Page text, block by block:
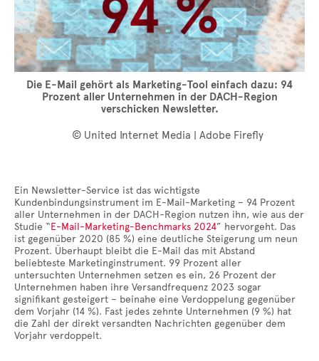
Die E-Mail gehört als Marketing-Tool einfach dazu: 94
Prozent aller Unternehmen in der DACH-Region
verschicken Newsletter.
© United Internet Media | Adobe Firefly
Ein Newsletter-Service ist das wichtigste
Kundenbindungsinstrument im E-Mail-Marketing – 94 Prozent
aller Unternehmen in der DACH-Region nutzen ihn, wie aus der
Studie “E-Mail-Marketing-Benchmarks 2024” hervorgeht. Das
ist gegenüber 2020 (85 %) eine deutliche Steigerung um neun
Prozent. Überhaupt bleibt die E-Mail das mit Abstand
beliebteste Marketinginstrument. 99 Prozent aller
untersuchten Unternehmen setzen es ein, 26 Prozent der
Unternehmen haben ihre Versandfrequenz 2023 sogar
signifikant gesteigert – beinahe eine Verdoppelung gegenüber
dem Vorjahr (14 %). Fast jedes zehnte Unternehmen (9 %) hat
die Zahl der direkt versandten Nachrichten gegenüber dem
Vorjahr verdoppelt.